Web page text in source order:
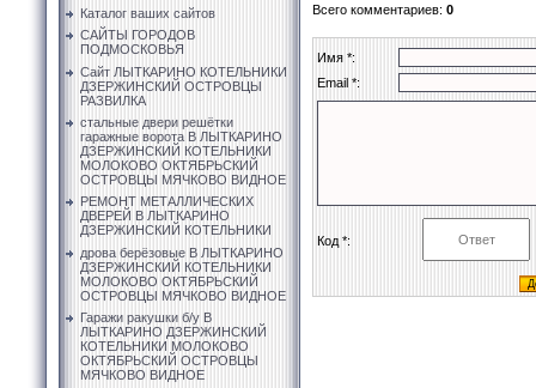
Каталог ваших сайтов
САЙТЫ ГОРОДОВ
ПОДМОСКОВЬЯ
Сайт ЛЫТКАРИНО КОТЕЛЬНИКИ
ДЗЕРЖИНСКИЙ ОСТРОВЦЫ
РАЗВИЛКА
стальные двери решётки
гаражные ворота В ЛЫТКАРИНО
ДЗЕРЖИНСКИЙ КОТЕЛЬНИКИ
МОЛОКОВО ОКТЯБРЬСКИЙ
ОСТРОВЦЫ МЯЧКОВО ВИДНОЕ
РЕМОНТ МЕТАЛЛИЧЕСКИХ
ДВЕРЕЙ В ЛЫТКАРИНО
ДЗЕРЖИНСКИЙ КОТЕЛЬНИКИ
дрова берёзовые В ЛЫТКАРИНО
ДЗЕРЖИНСКИЙ КОТЕЛЬНИКИ
МОЛОКОВО ОКТЯБРЬСКИЙ
ОСТРОВЦЫ МЯЧКОВО ВИДНОЕ
Гаражи ракушки б/у В
ЛЫТКАРИНО ДЗЕРЖИНСКИЙ
КОТЕЛЬНИКИ МОЛОКОВО
ОКТЯБРЬСКИЙ ОСТРОВЦЫ
МЯЧКОВО ВИДНОЕ
Всего комментариев: 0
Имя *:
Email *:
Код *: